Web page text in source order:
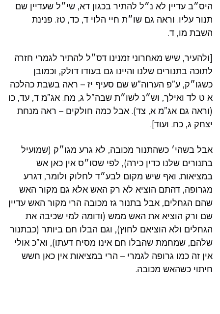
היס״ב עדיין לא נ״ל להתיר בכגון דא, שי״ל שעדיין שם
תנור עליו. וראה גם שו״ת חיי הלוי ד, כד, טז. פנינת
השבת מו, ד.
[ולהעיר, שיש מאחרוני זמנינו דס״ל להתיר לגמרי חזרה
לתוכה בתנורים שלנו והיינו גם בעודו דולק, וכמובן
כשגו״ק, ע”פ הערוה”ש שם סעיף יז – ראה בשבת כהלכה
א ט לד ואילך, וש״נ לשו״ת שבה”ל ג, מח. אג”מ ד, עד, כו
(וראה גם אג”מ א, צד). אבל כמה חולקים – ראה מנחת
יצחק ג, כח. ועוד].
אבל בשהי׳ כשהתנור מכובה, לא גרע מגו״ק (שמועיל
בתנורים שלנו כדין כירה), לפי שסו״ס אין כאן אש
במציאות. ואף שיש מקום לבע״ד לחלוק ולומר, דגרע
מגרופה, דהתם הוציא לא רק האש אלא גם מקור האש
שהם הגחלים, אבל בתנור גז מכובה הרי מקור האש עדיין
שם ורק הוציא את האש ממש (ודומה למי שכיבה את
הגחלים ולא הוציאם לחוץ), וגם הבלו חם ביותר (כבתנור
שלהם, שמחמת שהבלו חם אינו מסיח דעתו), וא”כ אולי
אין זה כמו גרופה לגמרי – הרי במציאות אין כאן חשש
חיתוי כשהאש מכובה.